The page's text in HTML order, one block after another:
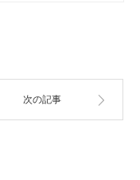
次の記事